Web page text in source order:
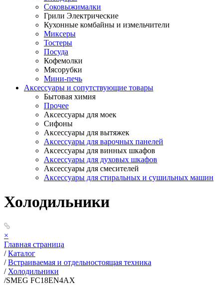
Соковыжималки
Грили Электрические
Кухонные комбайны и измельчители
Миксеры
Тостеры
Посуда
Кофемолки
Мясорубки
Мини-печь
Аксессуары и сопутствующие товары
Бытовая химия
Прочее
Аксессуары для моек
Сифоны
Аксессуары для вытяжек
Аксессуары для варочных панелей
Аксессуары для винных шкафов
Аксессуары для духовых шкафов
Аксессуары для смесителей
Аксессуары для стиральных и сушильных машин
Холодильники
×
Главная страница
/ Каталог
/ Встраиваемая и отдельностоящая техника
/ Холодильники
/SMEG FC18EN4AX